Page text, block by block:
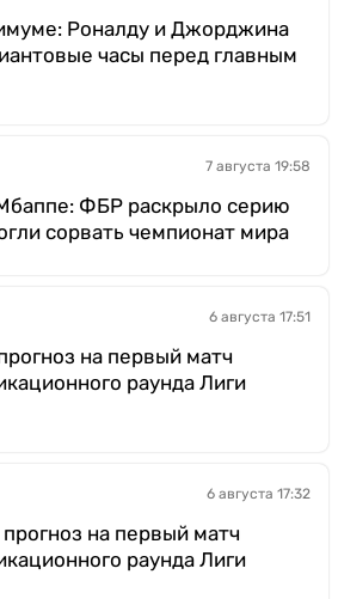
Роналду и Джорджина
часы перед главным
7 августа 19:58
ФБР раскрыло серию
сорвать чемпионат мира
6 августа 17:51
на первый матч
раунда Лиги
6 августа 17:32
на первый матч
раунда Лиги